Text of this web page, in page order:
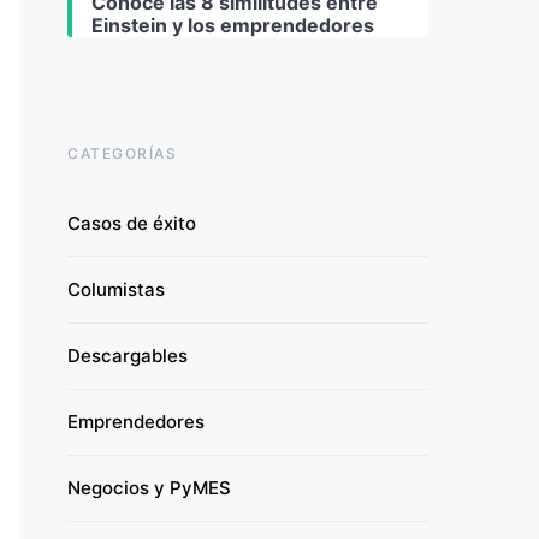
Einstein y los emprendedores
CATEGORÍAS
Casos de éxito
Columistas
Descargables
Emprendedores
Negocios y PyMES